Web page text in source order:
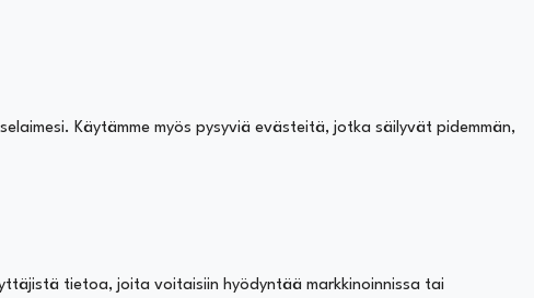
Käytämme myös pysyviä evästeitä, jotka säilyvät pidemmän,
tietoa, joita voitaisiin hyödyntää markkinoinnissa tai